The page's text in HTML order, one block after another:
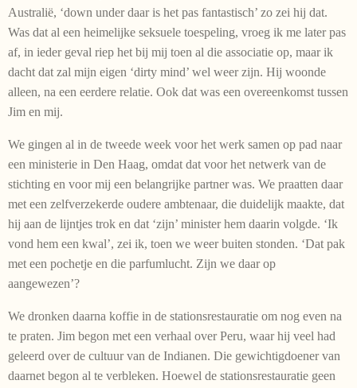
Australië, ‘down under daar is het pas fantastisch’ zo zei hij dat.
Was dat al een heimelijke seksuele toespeling, vroeg ik me later pas
af, in ieder geval riep het bij mij toen al die associatie op, maar ik
dacht dat zal mijn eigen ‘dirty mind’ wel weer zijn. Hij woonde
alleen, na een eerdere relatie. Ook dat was een overeenkomst tussen
Jim en mij.
We gingen al in de tweede week voor het werk samen op pad naar
een ministerie in Den Haag, omdat dat voor het netwerk van de
stichting en voor mij een belangrijke partner was. We praatten daar
met een zelfverzekerde oudere ambtenaar, die duidelijk maakte, dat
hij aan de lijntjes trok en dat ‘zijn’ minister hem daarin volgde. ‘Ik
vond hem een kwal’, zei ik, toen we weer buiten stonden. ‘Dat pak
met een pochetje en die parfumlucht. Zijn we daar op
aangewezen’?
We dronken daarna koffie in de stationsrestauratie om nog even na
te praten. Jim begon met een verhaal over Peru, waar hij veel had
geleerd over de cultuur van de Indianen. Die gewichtigdoener van
daarnet begon al te verbleken. Hoewel de stationsrestauratie geen